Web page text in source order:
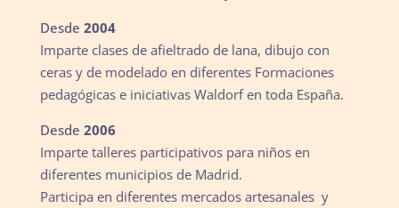
Desde 2004
Imparte clases de afieltrado de lana, dibujo con
ceras y de modelado en diferentes Formaciones
pedagógicas e iniciativas Waldorf en toda España.
Desde 2006
Imparte talleres participativos para niños en
diferentes municipios de Madrid.
Participa en diferentes mercados artesanales y